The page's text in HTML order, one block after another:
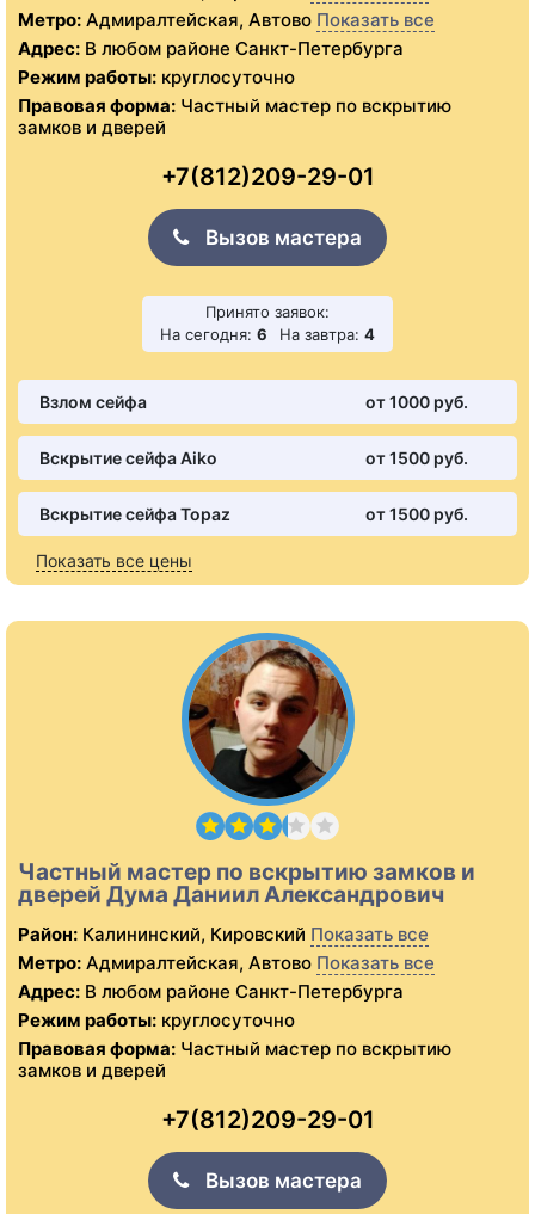
Метро: Адмиралтейская, Автово Показать все
Адрес: В любом районе Санкт-Петербурга
Режим работы: круглосуточно
Правовая форма: Частный мастер по вскрытию
замков и дверей
+7(812)209-29-01
Вызов мастера
Принято заявок:
На сегодня: 6 На завтра: 4
Взлом сейфа от 1000 pуб.
Вскрытие сейфа Aiko от 1500 pуб.
Вскрытие сейфа Topaz от 1500 pуб.
Показать все цены
Частный мастер по вскрытию замков и
дверей Дума Даниил Александрович
Район: Калининский, Кировский Показать все
Метро: Адмиралтейская, Автово Показать все
Адрес: В любом районе Санкт-Петербурга
Режим работы: круглосуточно
Правовая форма: Частный мастер по вскрытию
замков и дверей
+7(812)209-29-01
Вызов мастера